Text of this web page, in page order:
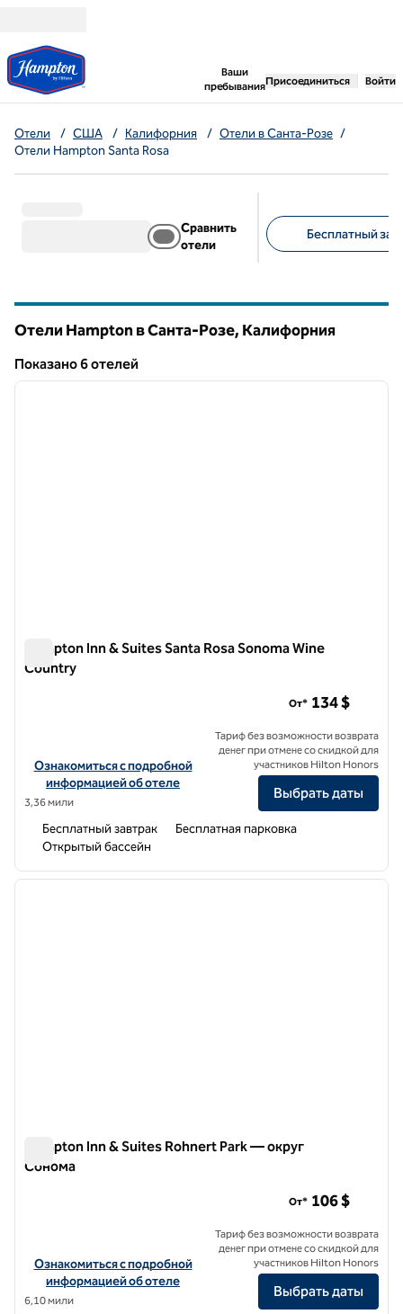
Ваши
пребывания
,открывается новая
Присоединиться Войти
Отели / США / Калифорния / Отели в Санта-Розе /
Отели Hampton Santa Rosa
Сравнить
отели
Бесплатный
Отели Hampton в Санта-Розе, Калифорния
Показанo 6 отелей
Показанo 6 отелей
1 из 12
Hampton Inn & Suites Santa Rosa Sonoma Wine
Country
Посмотреть информацию об отеле Hampton Inn & Suites Santa
Ознакомиться с подробной
информацией об отеле
3,36 мили
От* 134 $
Тариф без возможности возврата
денег при отмене со скидкой для
участников Hilton Honors
Выбрать даты
Бесплатный завтрак
Бесплатная парковка
Открытый бассейн
1 из 12
Hampton Inn & Suites Rohnert Park — округ
Сонома
Посмотреть информацию об отеле Hampton Inn & Suites
Ознакомиться с подробной
информацией об отеле
6,10 мили
От* 106 $
Тариф без возможности возврата
денег при отмене со скидкой для
участников Hilton Honors
Выбрать даты